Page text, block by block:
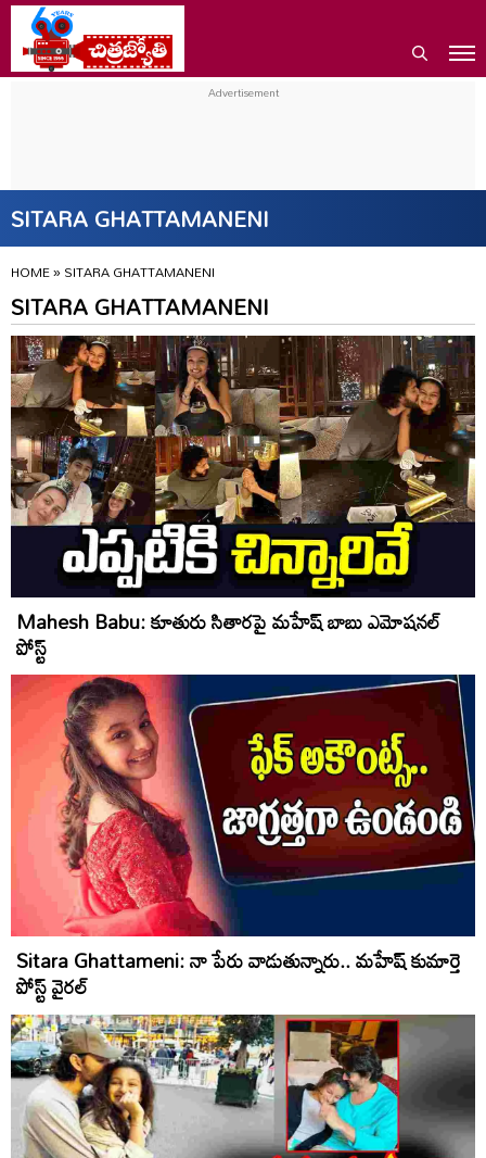
SITARA GHATTAMANENI
HOME»SITARA GHATTAMANENI
SITARA GHATTAMANENI
Mahesh Babu: కూతురు సితారపై మహేష్ బాబు ఎమోషనల్
పోస్ట్
Sitara Ghattameni: నా పేరు వాడుతున్నారు.. మహేష్ కుమార్తె
పోస్ట్ వైరల్